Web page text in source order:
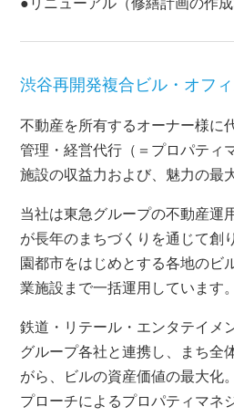
●リニューアル（修繕計画の作成
渋谷再開発複合ビル・オフ
不動産を所有するオーナー様に
管理・経営代行（＝プロパティ
施設の収益力および、魅力の最
当社は東急グループの不動産運
が長年のまちづくりを通じて創
園都市をはじめとする各地のビ
業施設まで一括運用しています。
鉄道・リテール・エンタテイメ
グループ各社と連携し、まち全
がら、ビルの資産価値の最大化
プローチによるプロパティマネ